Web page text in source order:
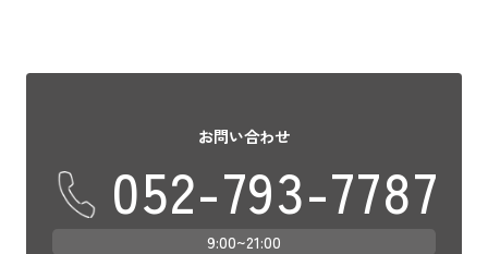
お問い合わせ
052-793-7787
9:00~21:00